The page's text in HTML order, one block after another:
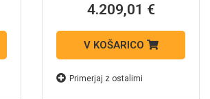
4.209,01 €
V KOŠARICO
Primerjaj z ostalimi